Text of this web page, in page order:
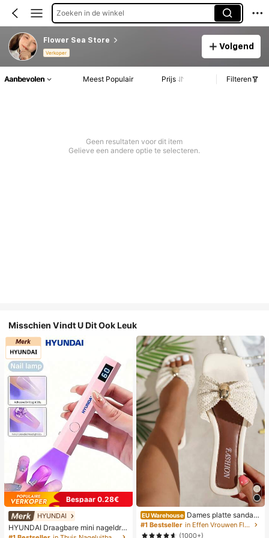
Zoeken in de winkel
Flower Sea Store
Verkoper
Volgend
Aanbevolen Meest Populair Prijs Filteren
Geen resultaten voor dit item
Gelieve een andere optie te selecteren.
Misschien Vindt U Dit Ook Leuk
Bespaar 0.28€
HYUNDAI
HYUNDAI Draagbare mini nageldro
ger, oplaadbare handlamp UV/LED
EU Warehouse Dames platte sandale
n met strik en metalen decoratie, ge
weven van stro, comfortabele mini
#1 Bestseller
in Effen Vrouwen Flat Sandalen
(1000+)